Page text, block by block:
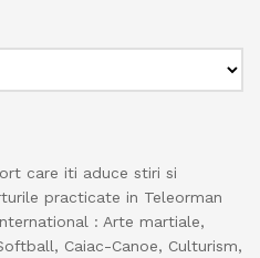
care iti aduce stiri si
practicate in Teleorman
: Arte martiale,
Caiac-Canoe, Culturism,